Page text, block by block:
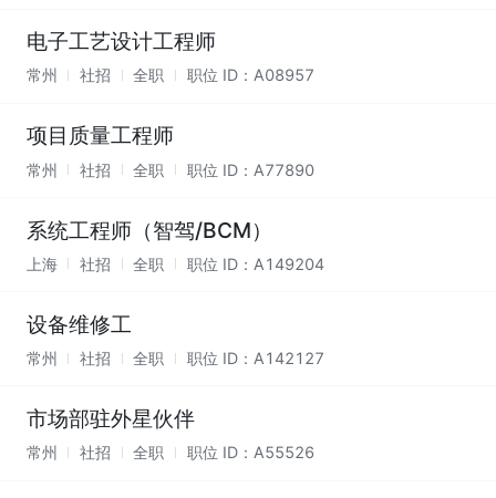
电子工艺设计工程师
常州 社招 全职 职位 ID： A08957
项目质量工程师
常州 社招 全职 职位 ID： A77890
系统工程师（智驾/BCM）
上海 社招 全职 职位 ID： A149204
设备维修工
常州 社招 全职 职位 ID： A142127
市场部驻外星伙伴
常州 社招 全职 职位 ID： A55526